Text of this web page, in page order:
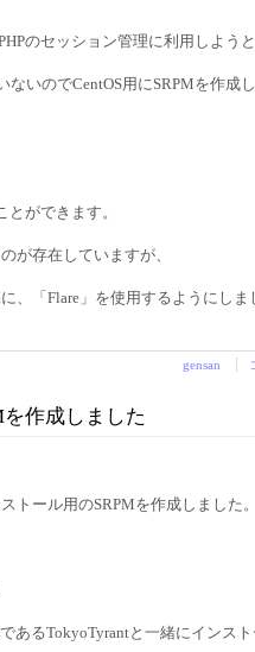
のセッション管理に利用しよう
いのでCentOS用にSRPMを作成し
ができます。
が存在していますが、
、「Flare」を使用するようにしま
gensan
を作成しました
トール用のSRPMを作成しました。
るTokyoTyrantと一緒にインス